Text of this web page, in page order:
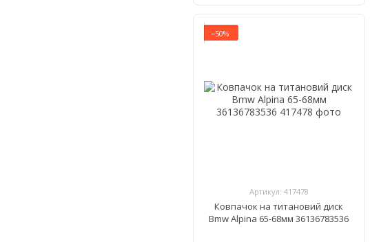
−50%
Артикул: 417478
Ковпачок на титановий диск
Bmw Alpina 65-68мм 36136783536